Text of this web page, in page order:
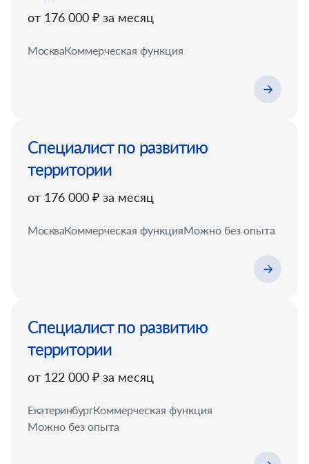
от 176 000 ₽ за месяц
МоскваКоммерческая функция
Специалист по развитию
территории
от 176 000 ₽ за месяц
МоскваКоммерческая функцияМожно без опыта
Специалист по развитию
территории
от 122 000 ₽ за месяц
ЕкатеринбургКоммерческая функция
Можно без опыта